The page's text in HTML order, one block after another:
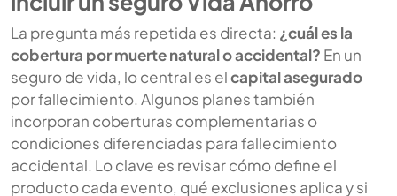
La pregunta más repetida es directa: ¿cuál es la
cobertura por muerte natural o accidental? En un
seguro de vida, lo central es elcapital asegurado
por fallecimiento. Algunos planes también
incorporan coberturas complementarias o
condiciones diferenciadas para fallecimiento
accidental. Lo clave es revisar cómo define el
producto cada evento, qué exclusiones aplica y si